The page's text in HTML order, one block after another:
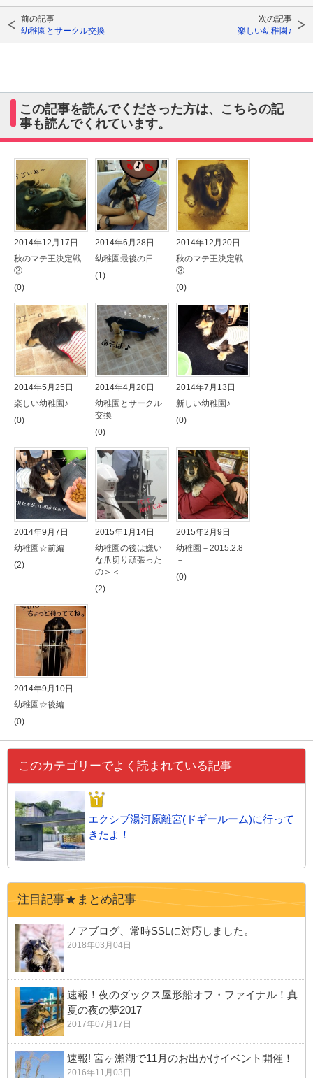
前の記事
幼稚園とサークル交換
次の記事
楽しい幼稚園♪
この記事を読んでくださった方は、こちらの記
事も読んでくれています。
2014年12月17日
秋のマテ王決定戦
②
(0)
2014年6月28日
幼稚園最後の日
(1)
2014年12月20日
秋のマテ王決定戦
③
(0)
2014年5月25日
楽しい幼稚園♪
(0)
2014年4月20日
幼稚園とサークル
交換
(0)
2014年7月13日
新しい幼稚園♪
(0)
2014年9月7日
幼稚園☆前編
(2)
2015年1月14日
幼稚園の後は嫌い
な爪切り頑張った
の＞＜
(2)
2015年2月9日
幼稚園－2015.2.8
－
(0)
2014年9月10日
幼稚園☆後編
(0)
このカテゴリーでよく読まれている記事
エクシブ湯河原離宮(ドギールーム)に行って
きたよ！
注目記事★まとめ記事
ノアブログ、常時SSLに対応しました。
2018年03月04日
速報！夜のダックス屋形船オフ・ファイナル！真
夏の夜の夢2017
2017年07月17日
速報! 宮ヶ瀬湖で11月のお出かけイベント開催！
2016年11月03日